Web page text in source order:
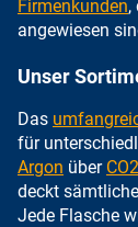
Firmenkunden,
angewiesen
Unser
Das
für
Argon über CO2
deckt
Jede Flasche